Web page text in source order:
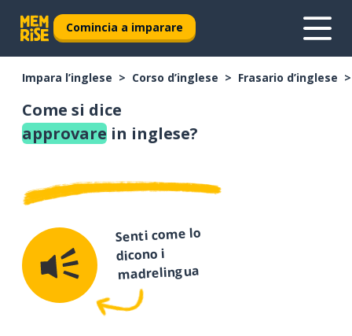
Comincia a imparare
Impara l’inglese Corso d’inglese Frasario d’inglese
Come si dice
approvare in inglese?
Senti come lo
dicono i
madrelingua